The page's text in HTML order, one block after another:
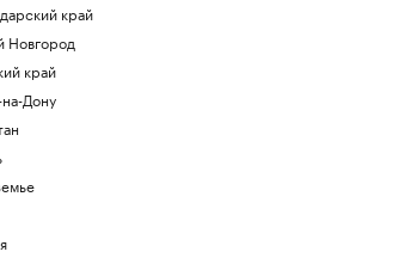
край
Новгород
край
Дону